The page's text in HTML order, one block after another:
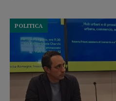
POLITICA